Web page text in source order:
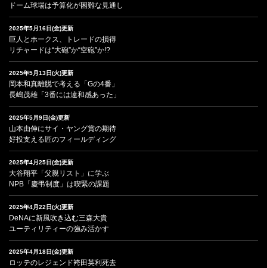
ドーム球場は予算化が困難な見通し
2025年5月16日(金)更新
巨人とホークス、トレードの損得
リチャードは“大砲”か“空砲”か!?
2025年5月13日(火)更新
岡本和真離脱で考える「Gの4番」
長嶋茂雄「3番には違和感あった」
2025年5月9日(金)更新
山本由伸にサイ・ヤング賞の期待
好投支える匠のフィールディング
2025年4月25日(金)更新
大谷翔平「父親リスト」に学ぶ
NPB「慶弔制度」は喫緊の課題
2025年4月22日(火)更新
DeNAに新風吹き込む三森大貴
ユーティリティーの強み活かす
2025年4月18日(金)更新
ロッテのレジェンド袴田英利死去